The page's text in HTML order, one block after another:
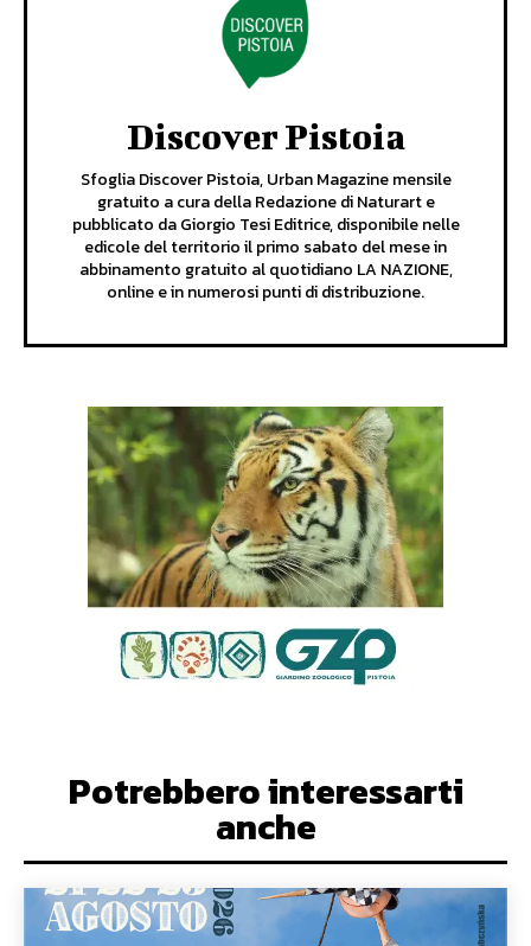
Discover Pistoia
Sfoglia Discover Pistoia, Urban Magazine mensile
gratuito a cura della Redazione di Naturart e
pubblicato da Giorgio Tesi Editrice, disponibile nelle
edicole del territorio il primo sabato del mese in
abbinamento gratuito al quotidiano LA NAZIONE,
online e in numerosi punti di distribuzione.
Potrebbero interessarti
anche